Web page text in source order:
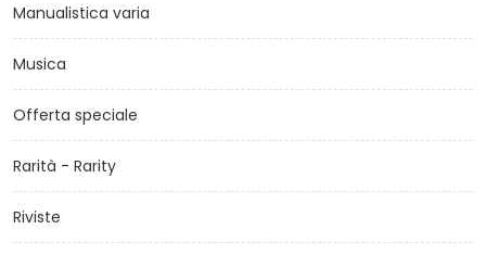
Manualistica varia
Musica
Offerta speciale
Rarità - Rarity
Riviste